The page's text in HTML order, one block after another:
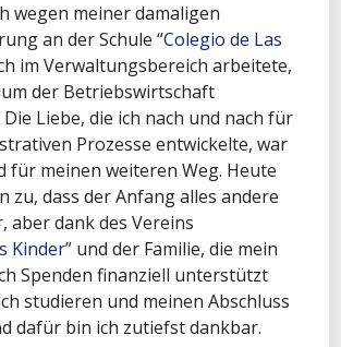
wegen meiner damaligen
an der Schule “Colegio de Las
im Verwaltungsbereich arbeitete,
der Betriebswirtschaft
Liebe, die ich nach und nach für
Prozesse entwickelte, war
für meinen weiteren Weg. Heute
zu, dass der Anfang alles andere
aber dank des Vereins
Kinder” und der Familie, die mein
Spenden finanziell unterstützt
studieren und meinen Abschluss
dafür bin ich zutiefst dankbar.